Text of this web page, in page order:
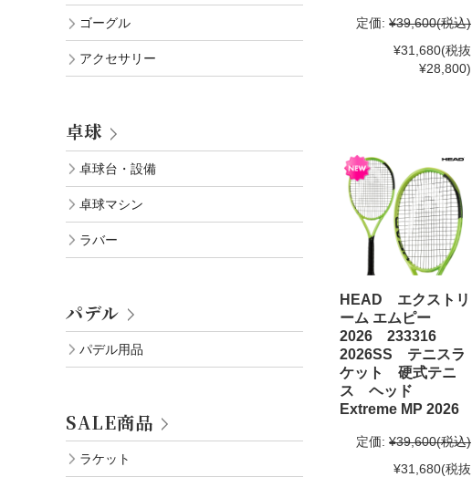
定価: ¥39,600(税込)
¥31,680(税抜
¥28,800)
HEAD エクストリ
ーム エムピー
2026 233316
2026SS テニスラ
ケット 硬式テニ
ス ヘッド
Extreme MP 2026
定価: ¥39,600(税込)
¥31,680(税抜
ゴーグル
アクセサリー
卓球
卓球台・設備
卓球マシン
ラバー
パデル
パデル用品
SALE商品
ラケット